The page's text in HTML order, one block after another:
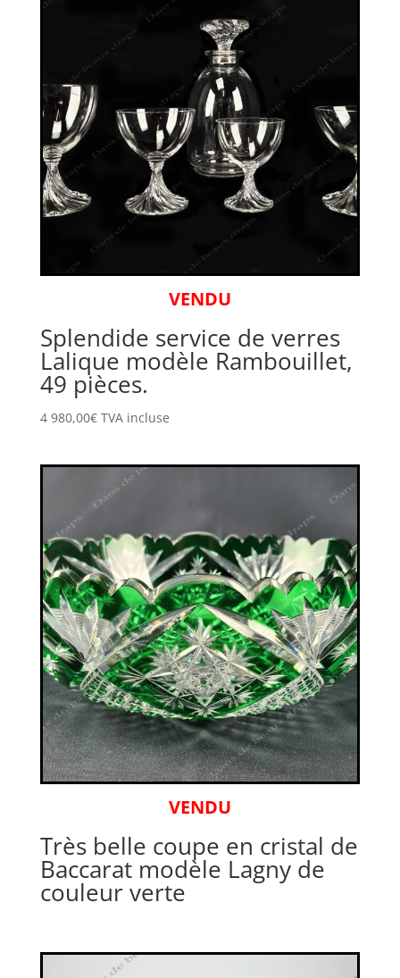
VENDU
Splendide service de verres
Lalique modèle Rambouillet,
49 pièces.
4 980,00€ TVA incluse
VENDU
Très belle coupe en cristal de
Baccarat modèle Lagny de
couleur verte